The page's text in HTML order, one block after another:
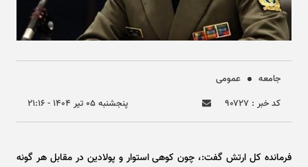
جامعه
عمومی
کد خبر : ۹۰۷۲۷
پنجشنبه ۰۵ تير ۱۴۰۴ - ۲۱:۱۶
فرمانده کل ارتش گفت:، چون کوهی استوار و پولادین در مقابل هر گونه